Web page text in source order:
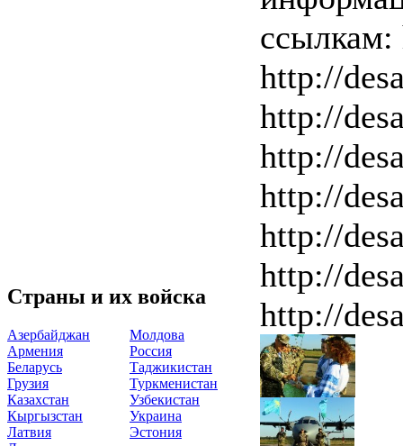
Страны и их войска
Азербайджан
Армения
Беларусь
Грузия
Казахстан
Кыргызстан
Латвия
Молдова
Россия
Таджикистан
Туркменистан
Узбекистан
Украина
Эстония
ссылкам:
http://
http://
http://
http://
http://
http://
http://